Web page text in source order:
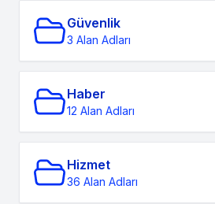
Güvenlik
3 Alan Adları
Haber
12 Alan Adları
Hizmet
36 Alan Adları